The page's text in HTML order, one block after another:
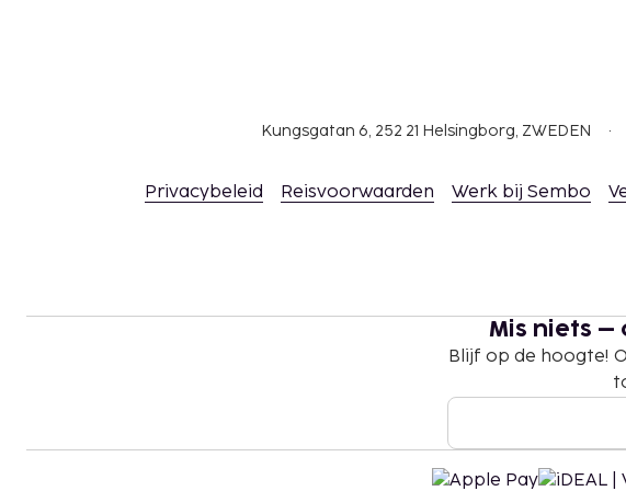
Kungsgatan 6, 252 21 Helsingborg, ZWEDEN
Privacybeleid Reisvoorwaarden Werk bij Sembo
Mis niets
Blijf op de hoogte!